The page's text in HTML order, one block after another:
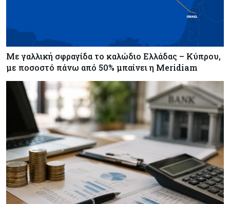
05-08-2026
αδειοδοτημένα - Παρεμβάσεις ζητά ο ΠΑΣΥΞΕ
Πάφου
Με επένδυση €31 εκατ. προχωρά η
αναδιάρθρωση των Υπηρεσιών Κοινωνικής
Ευημερίας
Κύπρος 05-08-2026
Ακραία ζέστη: Έως €3,8 δισ. το κόστος για την
κυπριακή οικονομία μέχρι το 2050
Με γαλλική σφραγίδα το καλώδιο Ελλάδας – Κύπρου,
με ποσοστό πάνω από 50% μπαίνει η Meridiam